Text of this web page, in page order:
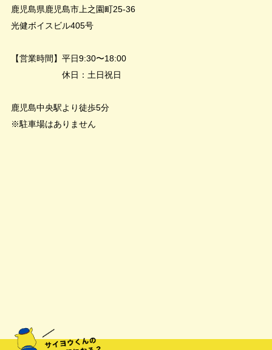
鹿児島県鹿児島市上之園町25-36
光健ボイスビル405号
【営業時間】平日9:30〜18:00
休日：土日祝日
鹿児島中央駅より徒歩5分
※駐車場はありません